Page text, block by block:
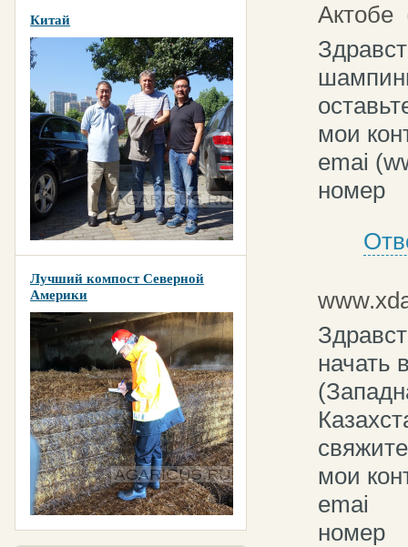
Китай
Лучший компост Северной
Америки
Актобе
мои
emai
номер
начать
мои
emai
номер